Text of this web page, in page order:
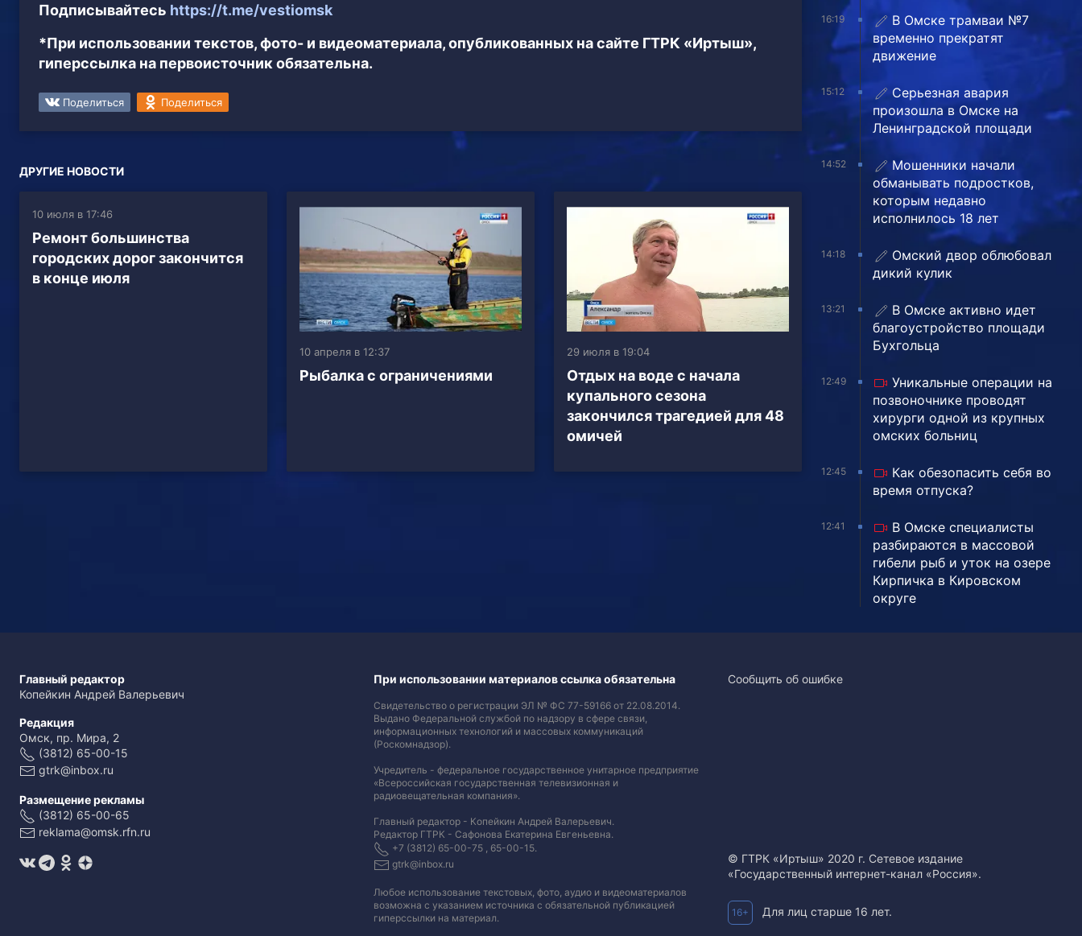
Подписывайтесь https://t.me/vestiomsk
*При использовании текстов, фото- и видеоматериала, опубликованных на сайте ГТРК «Иртыш»,
гиперссылка на первоисточник обязательна.
Поделиться Поделиться
ДРУГИЕ НОВОСТИ
10 июля в 17:46
Ремонт большинства
городских дорог закончится
в конце июля
10 апреля в 12:37
Рыбалка с ограничениями
29 июля в 19:04
Отдых на воде с начала
купального сезона
закончился трагедией для 48
омичей
16:19
В Омске трамваи №7
временно прекратят
движение
15:12
Серьезная авария
произошла в Омске на
Ленинградской площади
14:52
Мошенники начали
обманывать подростков,
которым недавно
исполнилось 18 лет
14:18
Омский двор облюбовал
дикий кулик
13:21
В Омске активно идет
благоустройство площади
Бухгольца
12:49
Уникальные операции на
позвоночнике проводят
хирурги одной из крупных
омских больниц
12:45
Как обезопасить себя во
время отпуска?
12:41
В Омске специалисты
разбираются в массовой
гибели рыб и уток на озере
Кирпичка в Кировском
округе
Главный редактор
Копейкин Андрей Валерьевич
Редакция
Омск, пр. Мира, 2
(3812) 65-00-15
gtrk@inbox.ru
Размещение рекламы
(3812) 65-00-65
reklama@omsk.rfn.ru
При использовании материалов ссылка обязательна
Свидетельство о регистрации ЭЛ № ФС 77-59166 от 22.08.2014.
Выдано Федеральной службой по надзору в сфере связи,
информационных технологий и массовых коммуникаций
(Роскомнадзор).
Учредитель - федеральное государственное унитарное предприятие
«Всероссийская государственная телевизионная и
радиовещательная компания».
Главный редактор - Копейкин Андрей Валерьевич.
Редактор ГТРК - Сафонова Екатерина Евгеньевна.
+7 (3812) 65-00-75 , 65-00-15.
gtrk@inbox.ru
Любое использование текстовых, фото, аудио и видеоматериалов
возможна с указанием источника с обязательной публикацией
гиперссылки на материал.
Сообщить об ошибке
© ГТРК «Иртыш» 2020 г. Сетевое издание
«Государственный интернет-канал «Россия».
16+ Для лиц старше 16 лет.